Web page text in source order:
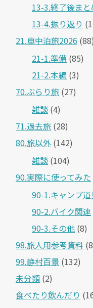
13-3.終了後まと
13-4.振り返り
21.車中泊旅2026 (88)
21-1.準備 (85)
21-2.本編 (3)
70.ぶらり旅 (27)
雑談 (4)
71.過去旅 (28)
80.旅以外 (142)
雑談 (104)
90.実際に使ってみた
90-1.キャンプ
90-2.バイク関連
90-3.その他 (8)
98.旅人用参考資料
99.静村百景 (132)
未分類 (2)
食べたり飲んだり